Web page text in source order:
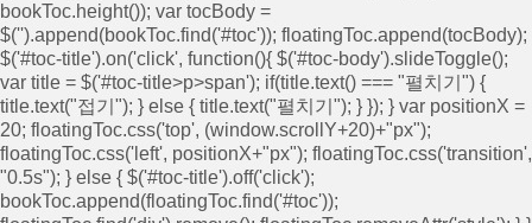
bookToc.height()); var tocBody =
$('').append(bookToc.find('#toc')); floatingToc.append(tocBody);
$('#toc-title').on('click', function(){ $('#toc-body').slideToggle();
var title = $('#toc-title>p>span'); if(title.text() === "펼치기") {
title.text("접기"); } else { title.text("펼치기"); } }); } var positionX =
20; floatingToc.css('top', (window.scrollY+20)+"px");
floatingToc.css('left', positionX+"px"); floatingToc.css('transition',
"0.5s"); } else { $('#toc-title').off('click');
bookToc.append(floatingToc.find('#toc'));